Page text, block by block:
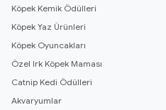
Köpek Kemik Ödülleri
Köpek Yaz Ürünleri
Köpek Oyuncakları
Özel Irk Köpek Maması
Catnip Kedi Ödülleri
Akvaryumlar